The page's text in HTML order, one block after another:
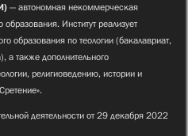
— автономная некоммерческая
Институт реализует
образования по теологии (бакалавриат,
а также дополнительного
религиоведению, истории и
деятельности от 29 декабря 2022